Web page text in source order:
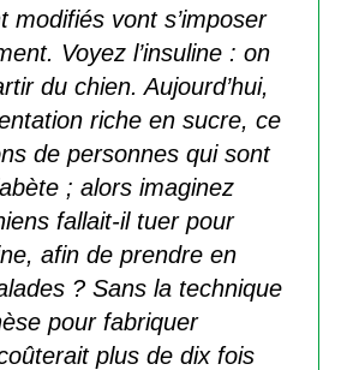
modifiés vont s’imposer
Voyez l’insuline : on
du chien. Aujourd’hui,
riche en sucre, ce
de personnes qui sont
; alors imaginez
fallait-il tuer pour
afin de prendre en
? Sans la technique
pour fabriquer
plus de dix fois